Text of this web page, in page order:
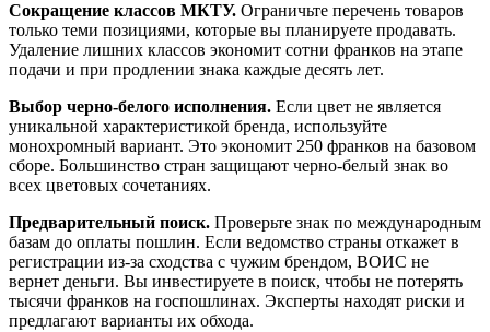
Сокращение классов МКТУ. Ограничьте перечень товаров
только теми позициями, которые вы планируете продавать.
Удаление лишних классов экономит сотни франков на этапе
подачи и при продлении знака каждые десять лет.
Выбор черно-белого исполнения. Если цвет не является
уникальной характеристикой бренда, используйте
монохромный вариант. Это экономит 250 франков на базовом
сборе. Большинство стран защищают черно-белый знак во
всех цветовых сочетаниях.
Предварительный поиск. Проверьте знак по международным
базам до оплаты пошлин. Если ведомство страны откажет в
регистрации из-за сходства с чужим брендом, ВОИС не
вернет деньги. Вы инвестируете в поиск, чтобы не потерять
тысячи франков на госпошлинах. Эксперты находят риски и
предлагают варианты их обхода.